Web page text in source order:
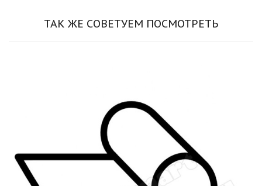
ТАК ЖЕ СОВЕТУЕМ ПОСМОТРЕТЬ